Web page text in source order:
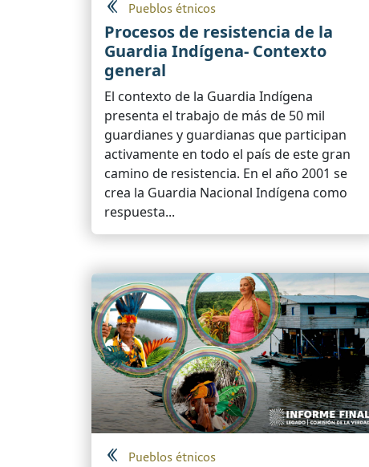
Pueblos étnicos
Procesos de resistencia de la
Guardia Indígena- Contexto
general
El contexto de la Guardia Indígena
presenta el trabajo de más de 50 mil
guardianes y guardianas que participan
activamente en todo el país de este gran
camino de resistencia. En el año 2001 se
crea la Guardia Nacional Indígena como
respuesta...
Pueblos étnicos